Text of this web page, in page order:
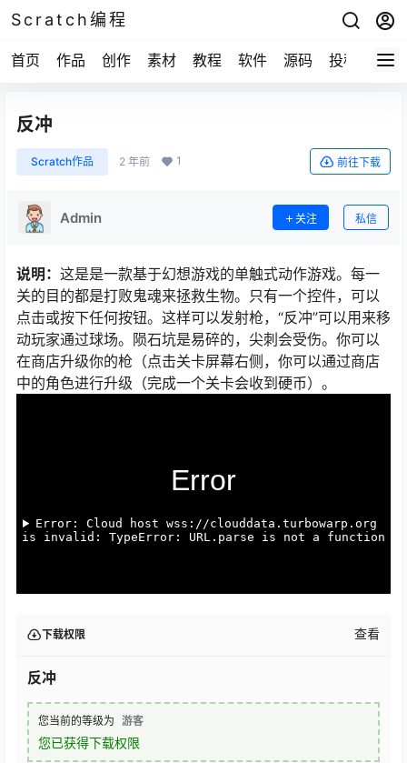
Scratch编程
首页 作品 创作 素材 教程 软件 源码 投稿 关于
反冲
Scratch作品 2 年前 1 前往下载
Admin 关注 私信
说明： 这是是一款基于幻想游戏的单触式动作游戏。每一
关的目的都是打败鬼魂来拯救生物。只有一个控件，可以
点击或按下任何按钮。这样可以发射枪，“反冲”可以用来移
动玩家通过球场。陨石坑是易碎的，尖刺会受伤。你可以
在商店升级你的枪（点击关卡屏幕右侧，你可以通过商店
中的角色进行升级（完成一个关卡会收到硬币）。
下载权限 查看
反冲
您当前的等级为 游客
您已获得下载权限